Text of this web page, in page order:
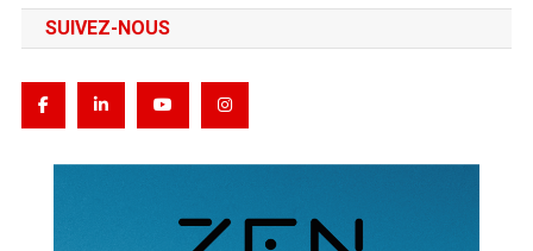
SUIVEZ-NOUS